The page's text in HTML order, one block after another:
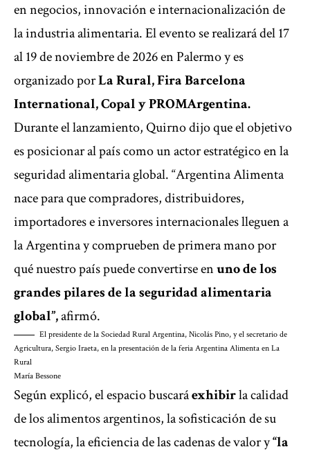
en negocios, innovación e internacionalización de
la industria alimentaria. El evento se realizará del 17
al 19 de noviembre de 2026 en Palermo y es
organizado porLa Rural, Fira Barcelona
International, Copal y PROMArgentina.
Durante el lanzamiento, Quirno dijo que el objetivo
es posicionar al país como un actor estratégico en la
seguridad alimentaria global. “Argentina Alimenta
nace para que compradores, distribuidores,
importadores e inversores internacionales lleguen a
la Argentina y comprueben de primera mano por
qué nuestro país puede convertirse enuno de los
grandes pilares de la seguridad alimentaria
global”,afirmó.
El presidente de la Sociedad Rural Argentina, Nicolás Pino, y el secretario de
Agricultura, Sergio Iraeta, en la presentación de la feria Argentina Alimenta en La
Rural
María Bessone
Según explicó, el espacio buscaráexhibirla calidad
de los alimentos argentinos, la sofisticación de su
tecnología, la eficiencia de las cadenas de valor y“la